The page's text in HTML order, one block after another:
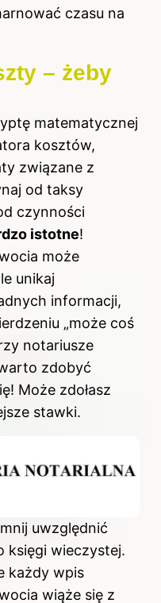
czasu na
– żeby
matematycznej
kosztów,
związane z
od taksy
czynności
istotne!
może
unikaj
informacji,
„może coś
notariusze
zdobyć
Może zdołasz
stawki.
uwzględnić
księgi wieczystej.
każdy wpis
wiąże się z